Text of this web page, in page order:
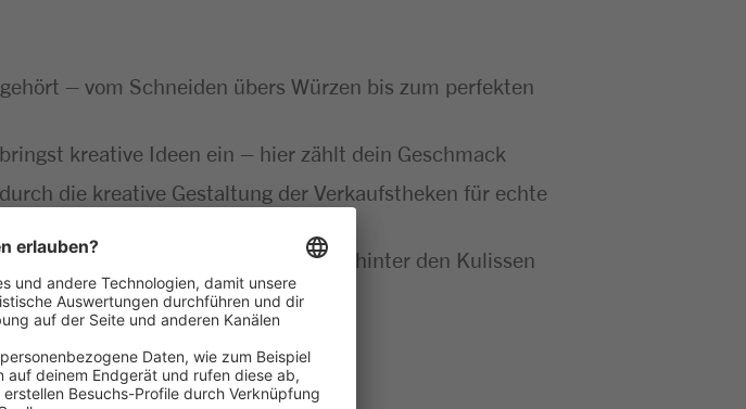
– vom Schneiden übers Würzen bis zum perfekten
kreative Ideen ein – hier zählt dein Geschmack
die kreative Gestaltung der Verkaufstheken für echte
sorgst für reibungslose Abläufe hinter den Kulissen